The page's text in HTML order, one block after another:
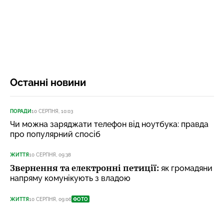
Останні новини
ПОРАДИ10 СЕРПНЯ, 10:03
Чи можна заряджати телефон від ноутбука: правда
про популярний спосіб
ЖИТТЯ10 СЕРПНЯ, 09:38
Звернення та електронні петиції: як громадяни
напряму комунікують з владою
ЖИТТЯ10 СЕРПНЯ, 09:06 ФОТО